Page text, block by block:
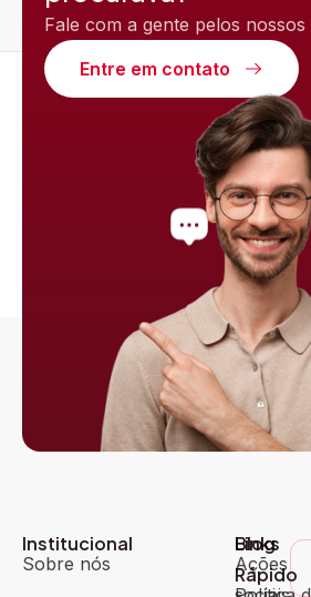
Fale com a gente pelos nossos
Entre em contato
Institucional
Sobre nós
Blog
Ações
Links
Rápido